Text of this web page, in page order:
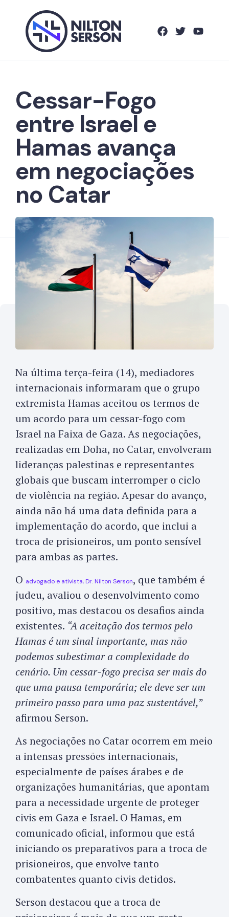
Cessar-Fogo
entre Israel e
Hamas avança
em negociações
no Catar
Na última terça-feira (14), mediadores
internacionais informaram que o grupo
extremista Hamas aceitou os termos de
um acordo para um cessar-fogo com
Israel na Faixa de Gaza. As negociações,
realizadas em Doha, no Catar, envolveram
lideranças palestinas e representantes
globais que buscam interromper o ciclo
de violência na região. Apesar do avanço,
ainda não há uma data definida para a
implementação do acordo, que inclui a
troca de prisioneiros, um ponto sensível
para ambas as partes.
O advogado e ativista, Dr. Nilton Serson, que também é
judeu, avaliou o desenvolvimento como
positivo, mas destacou os desafios ainda
existentes. “A aceitação dos termos pelo
Hamas é um sinal importante, mas não
podemos subestimar a complexidade do
cenário. Um cessar-fogo precisa ser mais do
que uma pausa temporária; ele deve ser um
primeiro passo para uma paz sustentável,”
afirmou Serson.
As negociações no Catar ocorrem em meio
a intensas pressões internacionais,
especialmente de países árabes e de
organizações humanitárias, que apontam
para a necessidade urgente de proteger
civis em Gaza e Israel. O Hamas, em
comunicado oficial, informou que está
iniciando os preparativos para a troca de
prisioneiros, que envolve tanto
combatentes quanto civis detidos.
Serson destacou que a troca de